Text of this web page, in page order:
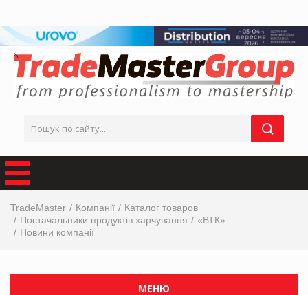
TradeMaster Компанії
Каталог товаров
Постачальники продуктів харчування
«ВТК»
Новини компанії
МЕНЮ